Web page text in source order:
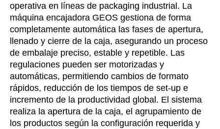
operativa en líneas de packaging industrial. La
máquina encajadora GEOS gestiona de forma
completamente automática las fases de apertura,
llenado y cierre de la caja, asegurando un proceso
de embalaje preciso, estable y repetible. Las
regulaciones pueden ser motorizadas y
automáticas, permitiendo cambios de formato
rápidos, reducción de los tiempos de set-up e
incremento de la productividad global. El sistema
realiza la apertura de la caja, el agrupamiento de
los productos según la configuración requerida y